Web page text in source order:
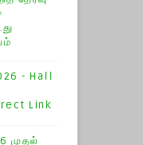
- Hall
Link
முதல்